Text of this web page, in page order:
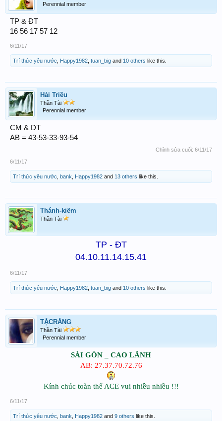
Perennial member
TP & ĐT
16 56 17 57 12
6/11/17
Trí thức yêu nước Happy1982 tuan_big and 10 others like this.
Hải Triều
Thần Tài
Perennial member
CM & DT
AB = 43-53-33-93-54
Chỉnh sửa cuối: 6/11/17
6/11/17
Trí thức yêu nước bank Happy1982 and 13 others like this.
Thánh-kiếm
Thần Tài
TP - ĐT
04.10.11.14.15.41
6/11/17
Trí thức yêu nước Happy1982 tuan_big and 10 others like this.
TẶCRĂNG
Thần Tài
Perennial member
SÀI GÒN _ CAO LÃNH
AB: 27.37.70.72.76
Kính chúc toàn thể ACE vui nhiều nhiều !!!
6/11/17
Trí thức yêu nước bank Happy1982 and 9 others like this.